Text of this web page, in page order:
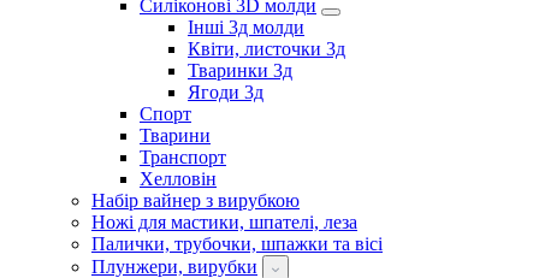
Силіконові 3D молди
Інші 3д молди
Квіти, листочки 3д
Тваринки 3д
Ягоди 3д
Спорт
Тварини
Транспорт
Хелловін
Набір вайнер з вирубкою
Ножі для мастики, шпателі, леза
Палички, трубочки, шпажки та вісі
Плунжери, вирубки